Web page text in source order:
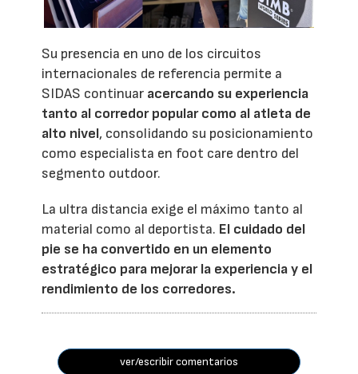
Su presencia en uno de los circuitos
internacionales de referencia permite a
SIDAS continuar acercando su experiencia
tanto al corredor popular como al atleta de
alto nivel, consolidando su posicionamiento
como especialista en foot care dentro del
segmento outdoor.
La ultra distancia exige el máximo tanto al
material como al deportista. El cuidado del
pie se ha convertido en un elemento
estratégico para mejorar la experiencia y el
rendimiento de los corredores.
ver/escribir comentarios